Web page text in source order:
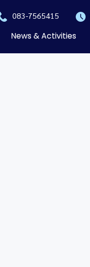
News & Activities
083-7565415